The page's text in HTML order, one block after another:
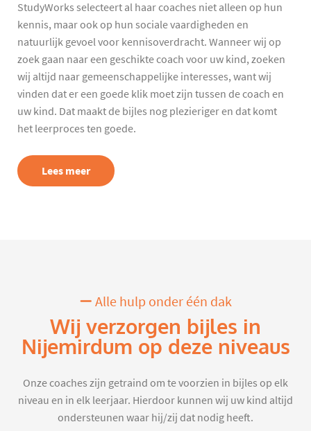
StudyWorks selecteert al haar coaches niet alleen op hun
kennis, maar ook op hun sociale vaardigheden en
natuurlijk gevoel voor kennisoverdracht. Wanneer wij op
zoek gaan naar een geschikte coach voor uw kind, zoeken
wij altijd naar gemeenschappelijke interesses, want wij
vinden dat er een goede klik moet zijn tussen de coach en
uw kind. Dat maakt de bijles nog plezieriger en dat komt
het leerproces ten goede.
Lees meer
Alle hulp onder één dak
Wij verzorgen bijles in
Nijemirdum op deze niveaus
Onze coaches zijn getraind om te voorzien in bijles op elk
niveau en in elk leerjaar. Hierdoor kunnen wij uw kind altijd
ondersteunen waar hij/zij dat nodig heeft.